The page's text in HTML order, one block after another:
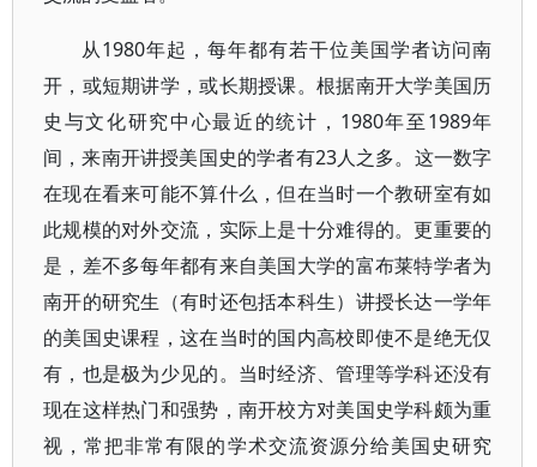
从1980年起，每年都有若干位美国学者访问南
开，或短期讲学，或长期授课。根据南开大学美国历
史与文化研究中心最近的统计，1980年至1989年
间，来南开讲授美国史的学者有23人之多。这一数字
在现在看来可能不算什么，但在当时一个教研室有如
此规模的对外交流，实际上是十分难得的。更重要的
是，差不多每年都有来自美国大学的富布莱特学者为
南开的研究生（有时还包括本科生）讲授长达一学年
的美国史课程，这在当时的国内高校即使不是绝无仅
有，也是极为少见的。当时经济、管理等学科还没有
现在这样热门和强势，南开校方对美国史学科颇为重
视，常把非常有限的学术交流资源分给美国史研究